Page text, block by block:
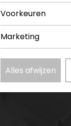
Voorkeuren
Marketing
Alles afwijzen